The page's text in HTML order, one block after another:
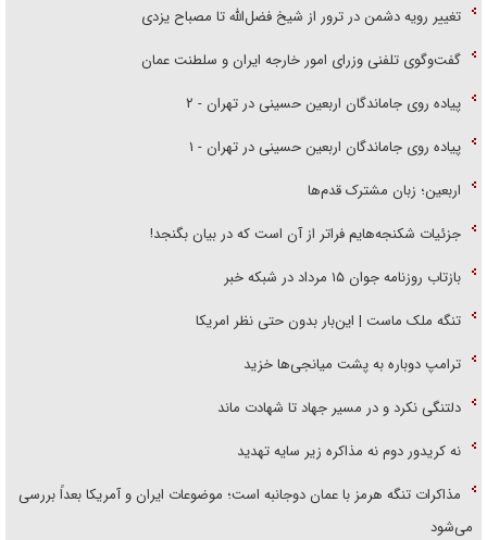
تغییر رویه دشمن در ترور از شیخ فضل‌الله تا مصباح یزدی
گفت‌وگوی تلفنی وزرای امور خارجه ایران و سلطنت عمان
پیاده روی جاماندگان اربعین حسینی در تهران - ۲
پیاده روی جاماندگان اربعین حسینی در تهران - ۱
اربعین؛ زبان مشترک قدم‌ها
جزئیات شکنجه‌هایم فراتر از آن است که در بیان بگنجد!
بازتاب روزنامه جوان ۱۵ مرداد در شبکه خبر
تنگه ملک ماست | این‌بار بدون حتی نظر امریکا
ترامپ دوباره به پشت میانجی‌ها خزید
دلتنگی نکرد و در مسیر جهاد تا شهادت ماند
نه کریدور دوم نه مذاکره زیر سایه تهدید
مذاکرات تنگه هرمز با عمان دوجانبه است؛ موضوعات ایران و آمریکا بعداً بررسی
می‌شود